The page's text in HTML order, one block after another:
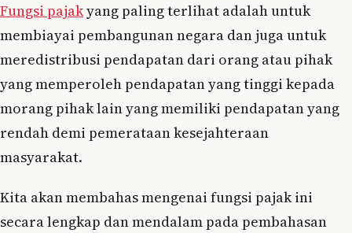
Fungsi pajakyang paling terlihat adalah untuk
membiayai pembangunan negara dan juga untuk
meredistribusi pendapatan dari orang atau pihak
yang memperoleh pendapatan yang tinggi kepada
morang pihak lain yang memiliki pendapatan yang
rendah demi pemerataan kesejahteraan
masyarakat.
Kita akan membahas mengenai fungsi pajak ini
secara lengkap dan mendalam pada pembahasan